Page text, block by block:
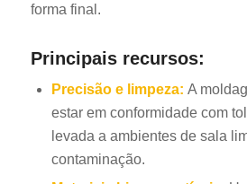
forma final.
Principais recursos:
Precisão e limpeza: A
estar em conformidade com
levada a ambientes de sala
contaminação.